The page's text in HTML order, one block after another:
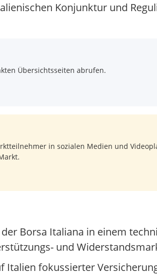
Konjunktur und
Übersichtsseiten abrufen.
in sozialen Medien und
Borsa Italiana in einem
und
Italien fokussierter